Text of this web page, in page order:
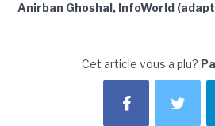
Anirban Ghoshal, InfoWorld
Cet article vous a plu?